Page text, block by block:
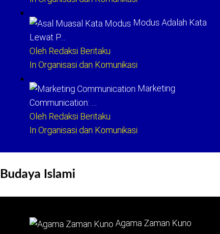
Modus Adalah Kata
Lewat P…
Oleh Redaksi Beritaku
In Organisasi dan Komunikasi
Marketing
Communication: …
Oleh Redaksi Beritaku
In Organisasi dan Komunikasi
Budaya Islami
Agama Zaman Kuno